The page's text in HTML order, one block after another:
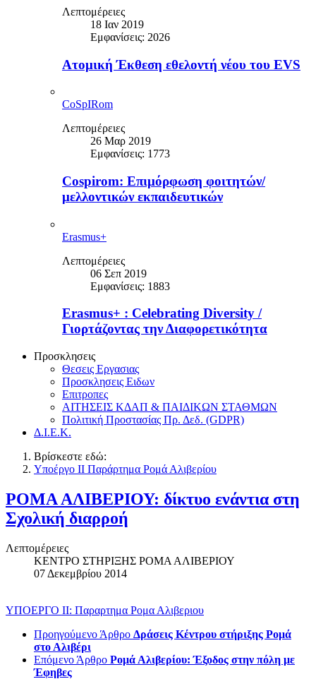
Λεπτομέρειες
18 Ιαν 2019
Εμφανίσεις: 2026
Ατομική Έκθεση εθελοντή νέου του EVS
CoSpIRom
Λεπτομέρειες
26 Μαρ 2019
Εμφανίσεις: 1773
Cospirom: Επιμόρφωση φοιτητών/
μελλοντικών εκπαιδευτικών
Erasmus+
Λεπτομέρειες
06 Σεπ 2019
Εμφανίσεις: 1883
Erasmus+ : Celebrating Diversity /
Γιορτάζοντας την Διαφορετικότητα
Προσκλησεις
Θεσεις Εργασιας
Προσκλησεις Ειδων
Επιτροπες
ΑΙΤΗΣΕΙΣ ΚΔΑΠ & ΠΑΙΔΙΚΩΝ ΣΤΑΘΜΩΝ
Πολιτική Προστασίας Πρ. Δεδ. (GDPR)
Δ.Ι.Ε.Κ.
Βρίσκεστε εδώ:
Υποέργο ΙΙ Παράρτημα Ρομά Αλιβερίου
ΡΟΜΑ ΑΛΙΒΕΡΙΟΥ: δίκτυο ενάντια στη
Σχολική διαρροή
Λεπτομέρειες
ΚΕΝΤΡΟ ΣΤΗΡΙΞΗΣ ΡΟΜΑ ΑΛΙΒΕΡΙΟΥ
07 Δεκεμβρίου 2014
ΥΠΟΕΡΓΟ ΙΙ: Παραρτημα Ρομα Αλιβεριου
Προηγούμενο Άρθρο Δράσεις Κέντρου στήριξης Ρομά
στο Αλιβέρι
Επόμενο Άρθρο Ρομά Αλιβερίου: Έξοδος στην πόλη με
Έφηβες